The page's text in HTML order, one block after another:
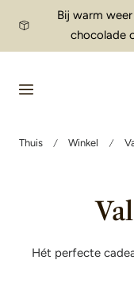
de inhoudBij warm
chocolade
Thuis Winkel
V
e
Hét perfecte